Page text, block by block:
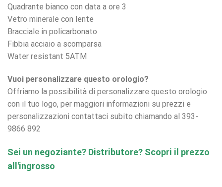
Quadrante bianco con data a ore 3
Vetro minerale con lente
Bracciale in policarbonato
Fibbia acciaio a scomparsa
Water resistant 5ATM
Vuoi personalizzare questo orologio?
Offriamo la possibilità di personalizzare questo orologio
con il tuo logo, per maggiori informazioni su prezzi e
personalizzazioni contattaci subito chiamando al 393-
9866 892
Sei un negoziante? Distributore? Scopri il prezzo
all'ingrosso